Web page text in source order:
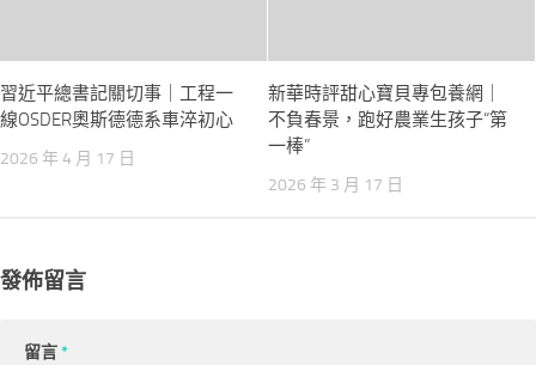
習近平總書記關切事｜工程一
線OSDER奧斯德德系車淬初心
2026 年 4 月 17 日
新華時評甜心寶貝專包養網｜
不負春景，跑好農業生孩子“第
一棒”
2026 年 3 月 17 日
發佈留言
留言*